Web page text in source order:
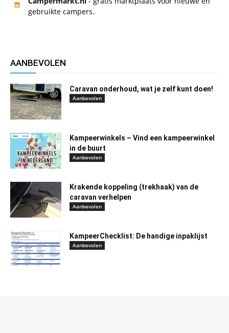
gebruikte campers.
AANBEVOLEN
Caravan onderhoud, wat je zelf kunt doen!
Aanbevolen
Kampeerwinkels – Vind een kampeerwinkel
in de buurt
Aanbevolen
Krakende koppeling (trekhaak) van de
caravan verhelpen
Aanbevolen
KampeerChecklist: De handige inpaklijst
Aanbevolen